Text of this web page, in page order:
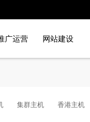
广运营 网站建设
集群主机 香港主机